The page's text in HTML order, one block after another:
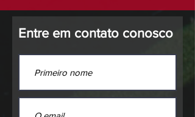
Entre em contato conosco